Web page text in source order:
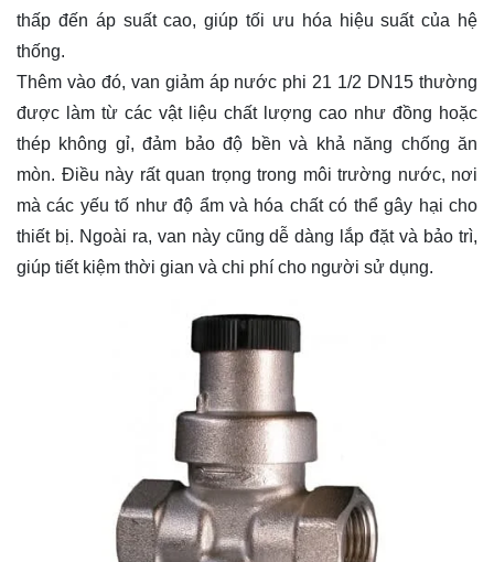
thấp đến áp suất cao, giúp tối ưu hóa hiệu suất của hệ
thống.
Thêm vào đó, van giảm áp nước phi 21 1/2 DN15 thường
được làm từ các vật liệu chất lượng cao như đồng hoặc
thép không gỉ, đảm bảo độ bền và khả năng chống ăn
mòn. Điều này rất quan trọng trong môi trường nước, nơi
mà các yếu tố như độ ẩm và hóa chất có thể gây hại cho
thiết bị. Ngoài ra, van này cũng dễ dàng lắp đặt và bảo trì,
giúp tiết kiệm thời gian và chi phí cho người sử dụng.